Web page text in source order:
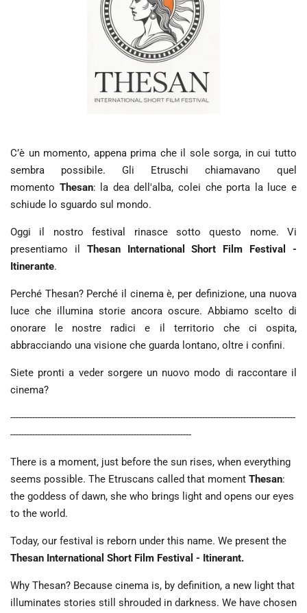
C’è un momento, appena prima che il sole sorga, in cui tutto
sembra possibile. Gli Etruschi chiamavano quel
momento Thesan: la dea dell'alba, colei che porta la luce e
schiude lo sguardo sul mondo.
Oggi il nostro festival rinasce sotto questo nome. Vi
presentiamo il Thesan International Short Film Festival -
Itinerante.
Perché Thesan? Perché il cinema è, per definizione, una nuova
luce che illumina storie ancora oscure. Abbiamo scelto di
onorare le nostre radici e il territorio che ci ospita,
abbracciando una visione che guarda lontano, oltre i confini.
Siete pronti a veder sorgere un nuovo modo di raccontare il
cinema?
--------------------------------------------------------------------------------------------------------
------------------------------------------------------------------
There is a moment, just before the sun rises, when everything
seems possible. The Etruscans called that moment Thesan:
the goddess of dawn, she who brings light and opens our eyes
to the world.
Today, our festival is reborn under this name. We present the
Thesan International Short Film Festival - Itinerant.
Why Thesan? Because cinema is, by definition, a new light that
illuminates stories still shrouded in darkness. We have chosen